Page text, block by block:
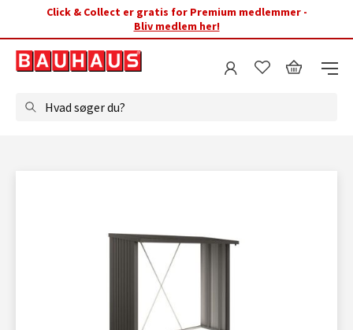
Click & Collect er gratis for Premium medlemmer -
Bliv medlem her!
Hvad søger du?